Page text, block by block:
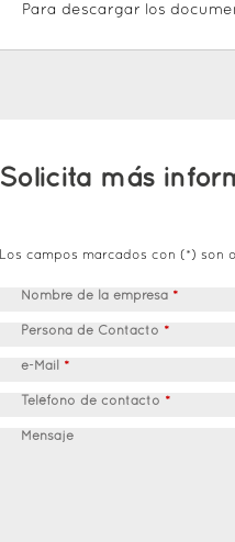
Para descargar los
Solicita más
Los campos marcados con (*) son
Nombre de la empresa *
Persona de Contacto *
e-Mail *
Teléfono de contacto *
Mensaje